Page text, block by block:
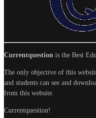
Currentquestion is the Best
The only objective of this
and students can see and
from this website.
Currentquestion!